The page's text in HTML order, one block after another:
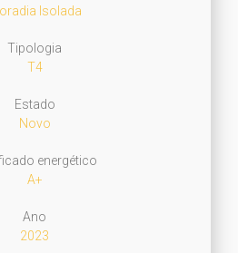
Isolada
Tipologia
T4
Estado
Novo
energético
A+
Ano
2023